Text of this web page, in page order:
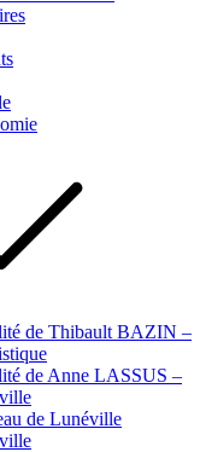
de Thibault BAZIN –
de Anne LASSUS –
de Lunéville